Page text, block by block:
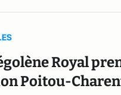
Royal
Poitou-